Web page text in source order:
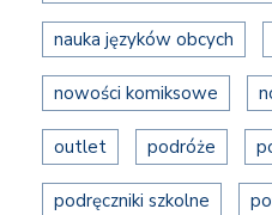
nauka języków obcych
nowości komiksowe
outlet podróże
podręczniki szkolne